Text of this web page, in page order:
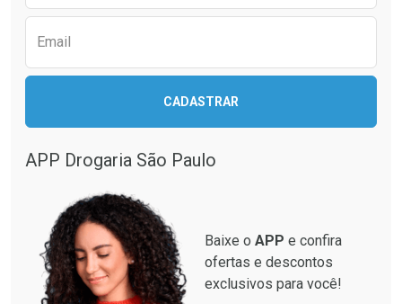
Comprar sem Desconto
Comprar sem Desconto
Comprar sem Desconto
Comprar sem Desconto
Email
CADASTRAR
APP Drogaria São Paulo
Baixe o APP e confira
ofertas e descontos
exclusivos para você!